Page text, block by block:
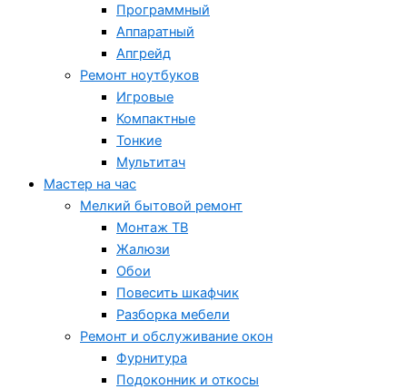
Программный
Аппаратный
Апгрейд
Ремонт ноутбуков
Игровые
Компактные
Тонкие
Мультитач
Мастер на час
Мелкий бытовой ремонт
Монтаж ТВ
Жалюзи
Обои
Повесить шкафчик
Разборка мебели
Ремонт и обслуживание окон
Фурнитура
Подоконник и откосы